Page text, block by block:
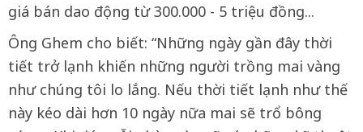
giá bán dao động từ 300.000 - 5 triệu đồng...
Ông Ghem cho biết: “Những ngày gần đây thời
tiết trở lạnh khiến những người trồng mai vàng
như chúng tôi lo lắng. Nếu thời tiết lạnh như thế
này kéo dài hơn 10 ngày nữa mai sẽ trổ bông